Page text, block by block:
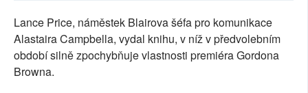
Lance Price, náměstek Blairova šéfa pro komunikace
Alastaira Campbella, vydal knihu, v níž v předvolebním
období silně zpochybňuje vlastnosti premiéra Gordona
Browna.